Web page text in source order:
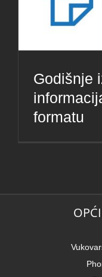
Godišnje
formatu